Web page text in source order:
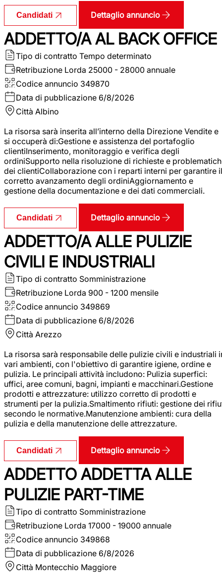
Candidati Dettaglio annuncio
ADDETTO/A AL BACK OFFICE
Tipo di contratto Tempo determinato
Retribuzione Lorda 25000 - 28000 annuale
Codice annuncio 349870
Data di pubblicazione 6/8/2026
Città Albino
La risorsa sarà inserita all’interno della Direzione Vendite e
si occuperà di:Gestione e assistenza del portafoglio
clientiInserimento, monitoraggio e verifica degli
ordiniSupporto nella risoluzione di richieste e
dei clientiCollaborazione con i reparti interni per garantire il
corretto avanzamento degli ordiniAggiornamento e
gestione della documentazione e dei dati commerciali.
Candidati Dettaglio annuncio
ADDETTO/A ALLE PULIZIE
CIVILI E INDUSTRIALI
Tipo di contratto Somministrazione
Retribuzione Lorda 900 - 1200 mensile
Codice annuncio 349869
Data di pubblicazione 6/8/2026
Città Arezzo
La risorsa sarà responsabile delle pulizie civili e industriali
vari ambienti, con l'obiettivo di garantire igiene, ordine e
pulizia. Le principali attività includono: Pulizia superfici:
uffici, aree comuni, bagni, impianti e macchinari.Gestione
prodotti e attrezzature: utilizzo corretto di prodotti e
strumenti per la pulizia.Smaltimento rifiuti: gestione dei
secondo le normative.Manutenzione ambienti: cura della
pulizia e della manutenzione delle attrezzature.
Candidati Dettaglio annuncio
ADDETTO ADDETTA ALLE
PULIZIE PART-TIME
Tipo di contratto Somministrazione
Retribuzione Lorda 17000 - 19000 annuale
Codice annuncio 349868
Data di pubblicazione 6/8/2026
Città Montecchio Maggiore